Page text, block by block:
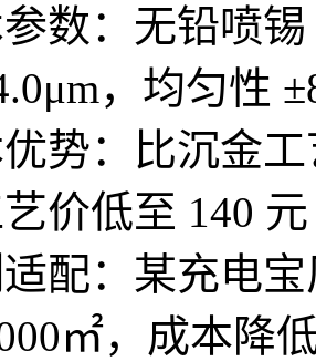
数：无铅喷
，均匀性
势：比沉金
价低至 140
配：某充电
㎡，成本降